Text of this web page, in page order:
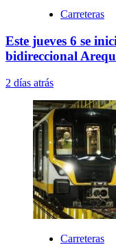
Carreteras
Este jueves 6 se
bidireccional
2 días atrás
Carreteras